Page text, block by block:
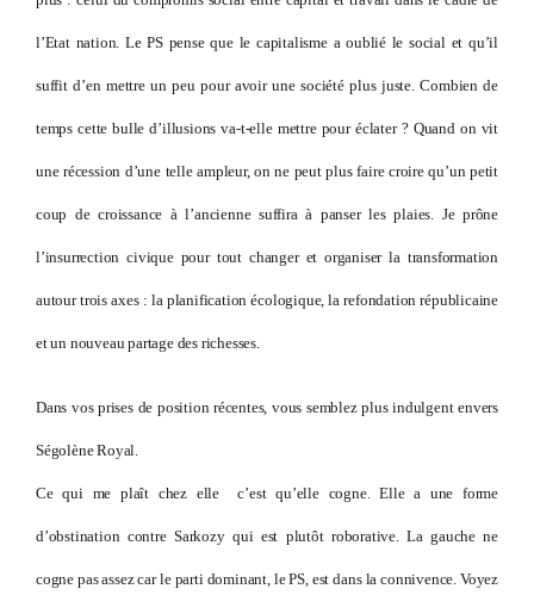
l’Etat nation. Le PS pense que le capitalisme a oublié le social et qu’il
suffit d’en mettre un peu pour avoir une société plus juste. Combien de
temps cette bulle d’illusions va-t-elle mettre pour éclater ? Quand on vit
une récession d’une telle ampleur, on ne peut plus faire croire qu’un petit
coup de croissance à l’ancienne suffira à panser les plaies. Je prône
l’insurrection civique pour tout changer et organiser la transformation
autour trois axes : la planification écologique, la refondation républicaine
et un nouveau partage des richesses.
Dans vos prises de position récentes, vous semblez plus indulgent envers
Ségolène Royal.
Ce qui me plaît chez elle c’est qu’elle cogne. Elle a une forme
d’obstination contre Sarkozy qui est plutôt roborative. La gauche ne
cogne pas assez car le parti dominant, le PS, est dans la connivence. Voyez